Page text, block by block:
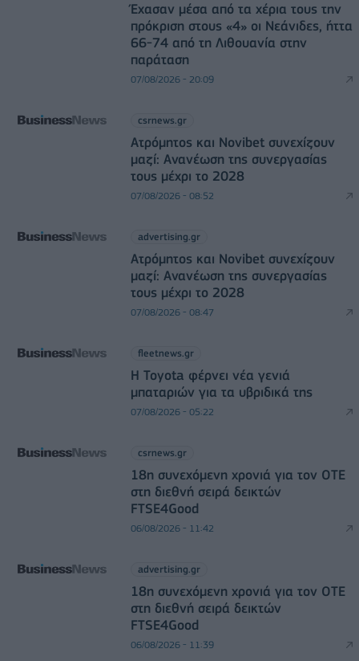
Έχασαν μέσα από τα χέρια τους την
πρόκριση στους «4» οι Νεάνιδες, ήττα
66-74 από τη Λιθουανία στην
παράταση
07/08/2026 - 20:09
csrnews.gr
Ατρόμητος και Novibet συνεχίζουν
μαζί: Ανανέωση της συνεργασίας
τους μέχρι το 2028
07/08/2026 - 08:52
advertising.gr
Ατρόμητος και Novibet συνεχίζουν
μαζί: Ανανέωση της συνεργασίας
τους μέχρι το 2028
07/08/2026 - 08:47
fleetnews.gr
Η Toyota φέρνει νέα γενιά
μπαταριών για τα υβριδικά της
07/08/2026 - 05:22
csrnews.gr
18η συνεχόμενη χρονιά για τον ΟΤΕ
στη διεθνή σειρά δεικτών
FTSE4Good
06/08/2026 - 11:42
advertising.gr
18η συνεχόμενη χρονιά για τον ΟΤΕ
στη διεθνή σειρά δεικτών
FTSE4Good
06/08/2026 - 11:39